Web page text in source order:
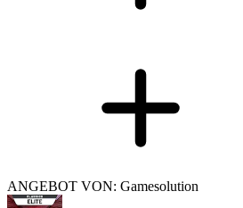
ANGEBOT VON: Gamesolution